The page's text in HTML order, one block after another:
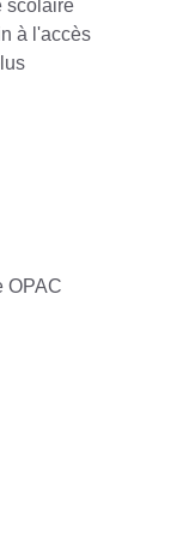
scolaire
à l'accès
OPAC